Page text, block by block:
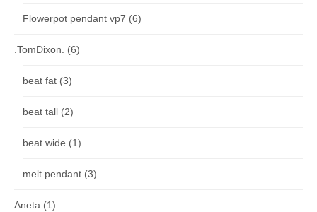
Flowerpot pendant vp7 (6)
.TomDixon. (6)
beat fat (3)
beat tall (2)
beat wide (1)
melt pendant (3)
Aneta (1)